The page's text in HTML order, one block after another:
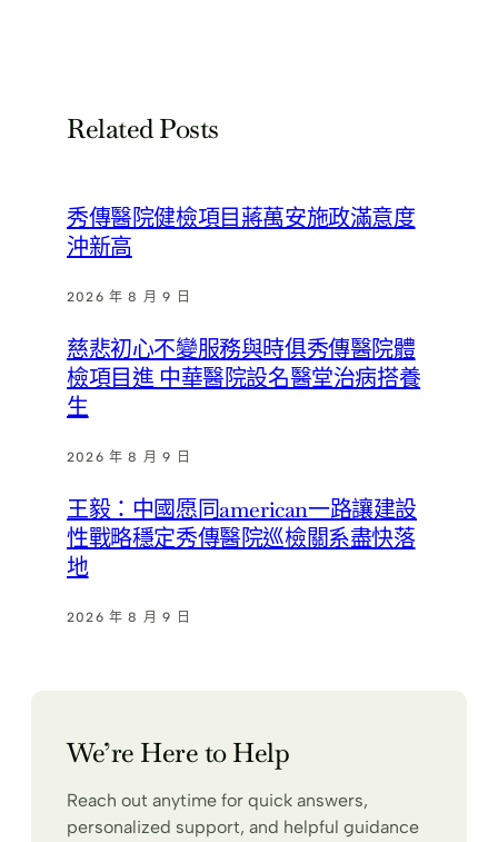
Related Posts
秀傳醫院健檢項目蔣萬安施政滿意度
沖新高
2026 年 8 月 9 日
慈悲初心不變服務與時俱秀傳醫院體
檢項目進 中華醫院設名醫堂治病搭養
生
2026 年 8 月 9 日
王毅：中國愿同american一路讓建設
性戰略穩定秀傳醫院巡檢關系盡快落
地
2026 年 8 月 9 日
We’re Here to Help
Reach out anytime for quick answers,
personalized support, and helpful guidance